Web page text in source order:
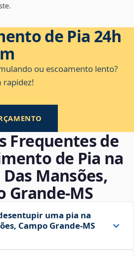
de Pia 24h
ou escoamento lento?
rapidez!
Frequentes de
de Pia na
Mansões,
Grande‑MS
uma pia na
Campo Grande‑MS